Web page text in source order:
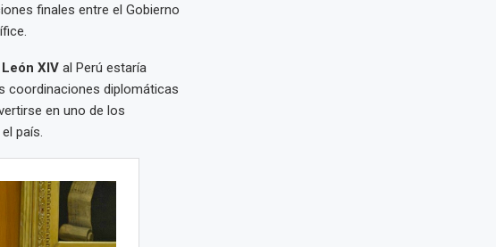
finales entre el Gobierno
XIVal Perú estaría
coordinaciones diplomáticas
en uno de los
país.